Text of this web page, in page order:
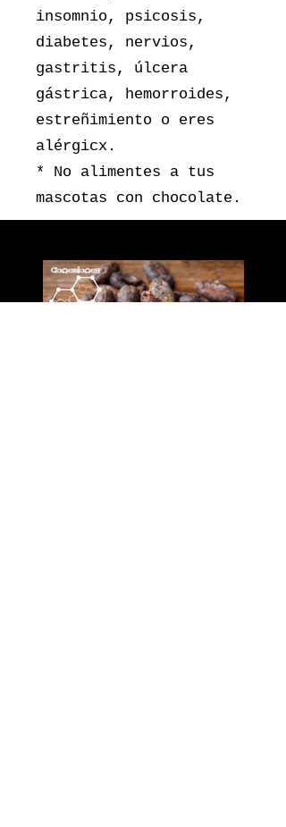
insomnio, psicosis,
diabetes, nervios,
gastritis, úlcera
gástrica, hemorroides,
estreñimiento o eres
alérgicx.
* No alimentes a tus
mascotas con chocolate.